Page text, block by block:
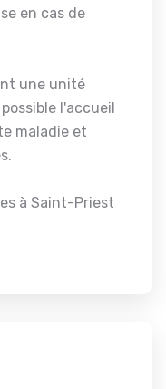
en cas de
une unité
l'accueil
maladie et
à Saint-Priest